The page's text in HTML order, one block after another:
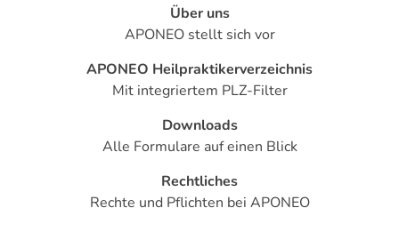
Über uns
APONEO stellt sich vor
APONEO Heilpraktikerverzeichnis
Mit integriertem PLZ-Filter
Downloads
Alle Formulare auf einen Blick
Rechtliches
Rechte und Pflichten bei APONEO